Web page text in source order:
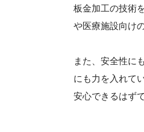
板金加工の技術
や医療施設向け
また、安全性に
にも力を入れて
安心できるはずで